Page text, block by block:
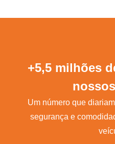
+5,5 milhões
Um número que
segurança e